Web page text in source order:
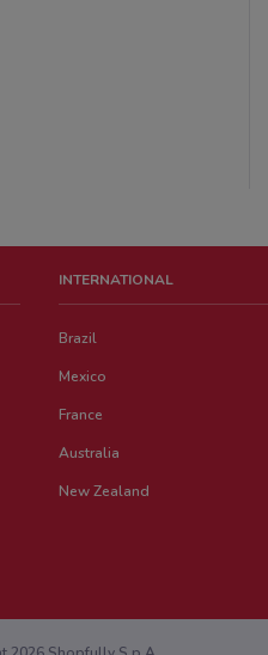
INTERNATIONAL
Brazil
Mexico
France
Australia
New Zealand